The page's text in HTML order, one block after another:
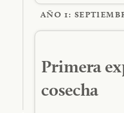
Primera
cosecha
AÑO 1: